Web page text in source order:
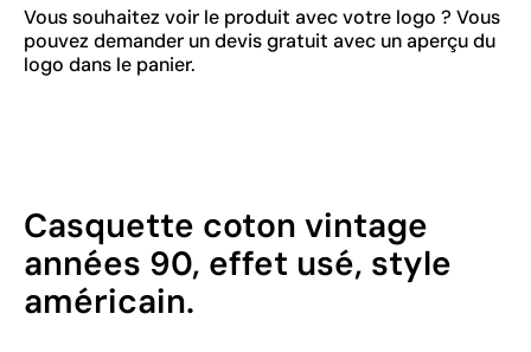
Vous souhaitez voir le produit avec votre logo ? Vous
pouvez demander un devis gratuit avec un aperçu du
logo dans le panier.
Casquette coton vintage
années 90, effet usé, style
américain.